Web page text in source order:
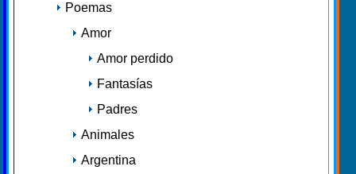
Poemas
Amor
Amor perdido
Fantasías
Padres
Animales
Argentina